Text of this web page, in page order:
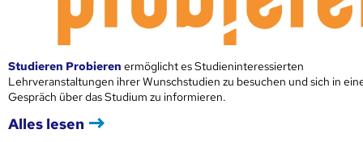
Studieren Probieren ermöglicht es Studieninteressierten
Lehrveranstaltungen ihrer Wunschstudien zu besuchen und sich in
Gespräch über das Studium zu informieren.
Alles lesen